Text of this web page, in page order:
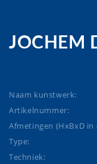
JOCHEM
Naam kunstwerk:
Artikelnummer:
Afmetingen (HxBxD in
Type:
Techniek: